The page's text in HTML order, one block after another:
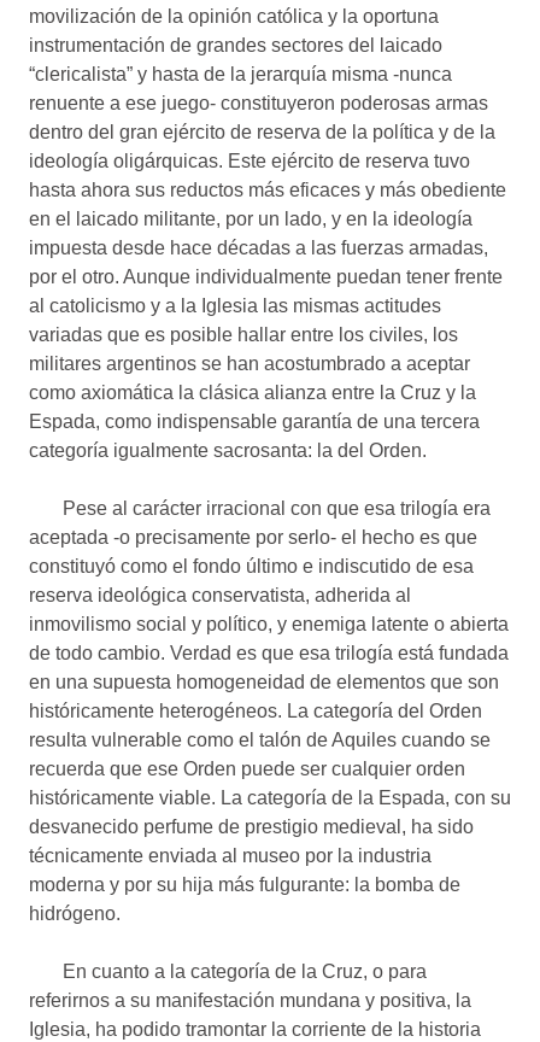
movilización de la opinión católica y la oportuna
instrumentación de grandes sectores del laicado
“clericalista” y hasta de la jerarquía misma -nunca
renuente a ese juego- constituyeron poderosas armas
dentro del gran ejército de reserva de la política y de la
ideología oligárquicas. Este ejército de reserva tuvo
hasta ahora sus reductos más eficaces y más obediente
en el laicado militante, por un lado, y en la ideología
impuesta desde hace décadas a las fuerzas armadas,
por el otro. Aunque individualmente puedan tener frente
al catolicismo y a la Iglesia las mismas actitudes
variadas que es posible hallar entre los civiles, los
militares argentinos se han acostumbrado a aceptar
como axiomática la clásica alianza entre la Cruz y la
Espada, como indispensable garantía de una tercera
categoría igualmente sacrosanta: la del Orden.
Pese al carácter irracional con que esa trilogía era
aceptada -o precisamente por serlo- el hecho es que
constituyó como el fondo último e indiscutido de esa
reserva ideológica conservatista, adherida al
inmovilismo social y político, y enemiga latente o abierta
de todo cambio. Verdad es que esa trilogía está fundada
en una supuesta homogeneidad de elementos que son
históricamente heterogéneos. La categoría del Orden
resulta vulnerable como el talón de Aquiles cuando se
recuerda que ese Orden puede ser cualquier orden
históricamente viable. La categoría de la Espada, con su
desvanecido perfume de prestigio medieval, ha sido
técnicamente enviada al museo por la industria
moderna y por su hija más fulgurante: la bomba de
hidrógeno.
En cuanto a la categoría de la Cruz, o para
referirnos a su manifestación mundana y positiva, la
Iglesia, ha podido tramontar la corriente de la historia